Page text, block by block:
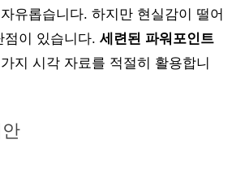
유롭습니다. 하지만 현실감이 떨어
점이 있습니다. 세련된 파워포인트
지 시각 자료를 적절히 활용합니